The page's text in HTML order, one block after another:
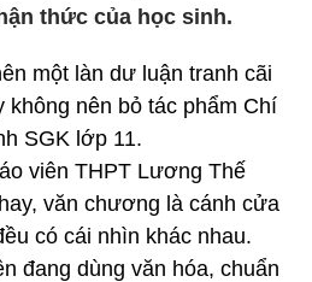
thức của học sinh.
một làn dư luận tranh cãi
không nên bỏ tác phẩm Chí
SGK lớp 11.
viên THPT Lương Thế
văn chương là cánh cửa
có cái nhìn khác nhau.
đang dùng văn hóa, chuẩn